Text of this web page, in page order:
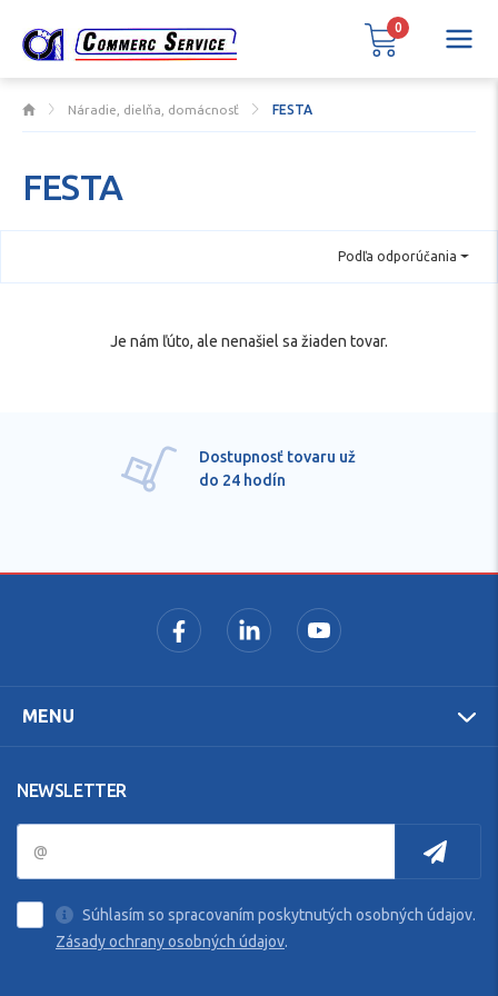
Náradie, dielňa, domácnosť FESTA
FESTA
Podľa odporúčania
Je nám ľúto, ale nenašiel sa žiaden tovar.
Dostupnosť tovaru už
do 24 hodín
MENU
NEWSLETTER
Súhlasím so spracovaním poskytnutých osobných údajov.
Zásady ochrany osobných údajov.
0